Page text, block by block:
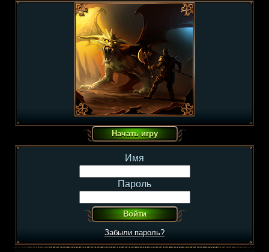
Имя
Пароль
Забыли пароль?